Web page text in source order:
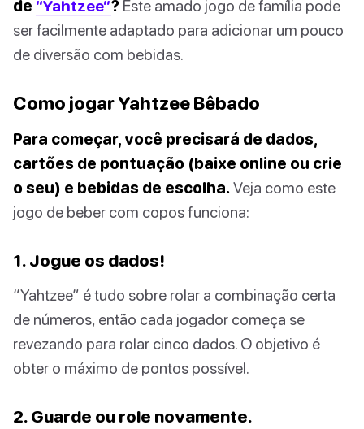
de “Yahtzee”? Este amado jogo de família pode
ser facilmente adaptado para adicionar um pouco
de diversão com bebidas.
Como jogar Yahtzee Bêbado
Para começar, você precisará de dados,
cartões de pontuação (baixe online ou crie
o seu) e bebidas de escolha. Veja como este
jogo de beber com copos funciona:
1. Jogue os dados!
“Yahtzee” é tudo sobre rolar a combinação certa
de números, então cada jogador começa se
revezando para rolar cinco dados. O objetivo é
obter o máximo de pontos possível.
2. Guarde ou role novamente.